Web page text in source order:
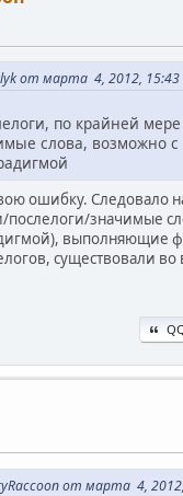
от марта 4, 2012, 15:43
по крайней
слова, возможно с
ошибку. Следовало
значимые
выполняющие
существовали во
от марта 4,